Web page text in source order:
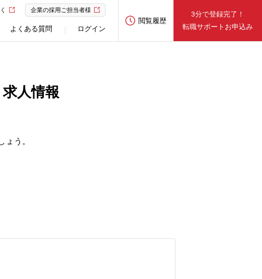
企業の採用ご担当者様
よくある質問 ログイン
閲覧履歴
3分で登録完了！
転職サポートお申込み
人情報
う。